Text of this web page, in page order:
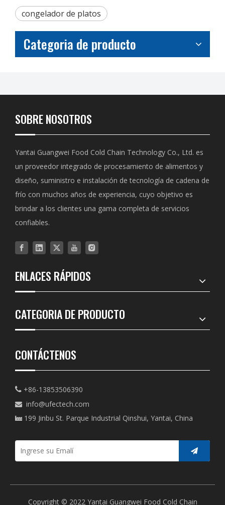
congelador de platos
Categoria de producto
SOBRE NOSOTROS
Yantai Guangwei Food Cold Chain Technology Co., Ltd. es
un proveedor integrado de procesamiento de alimentos y
diseño, suministro e instalación de tecnología de cadena de
frío con muchos años de experiencia, cuyo objetivo es
brindar a los clientes una gama completa de servicios
confiables.
ENLACES RÁPIDOS
CATEGORIA DE PRODUCTO
CONTÁCTENOS
 +86-13853506390
 info@ufectech.com
 199 Jinbu St. Parque Industrial Qinshui, Yantai, China
Copyright © 2022 Yantai Guangwei Food Cold Chain